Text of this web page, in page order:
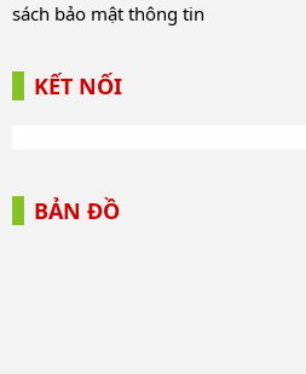
sách bảo mật thông tin
KẾT NỐI
BẢN ĐỒ